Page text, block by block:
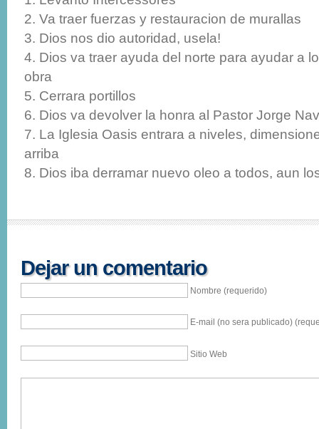
Va traer fuerzas y restauracion de murallas
Dios nos dio autoridad, usela!
Dios va traer ayuda del norte para ayudar a
obra
Cerrara portillos
Dios va devolver la honra al Pastor Jorge
La Iglesia Oasis entrara a niveles,
arriba
Dios iba derramar nuevo oleo a todos, aun
Dejar un comentario
Nombre (requerido)
E-mail (no sera publicado)
Sitio Web